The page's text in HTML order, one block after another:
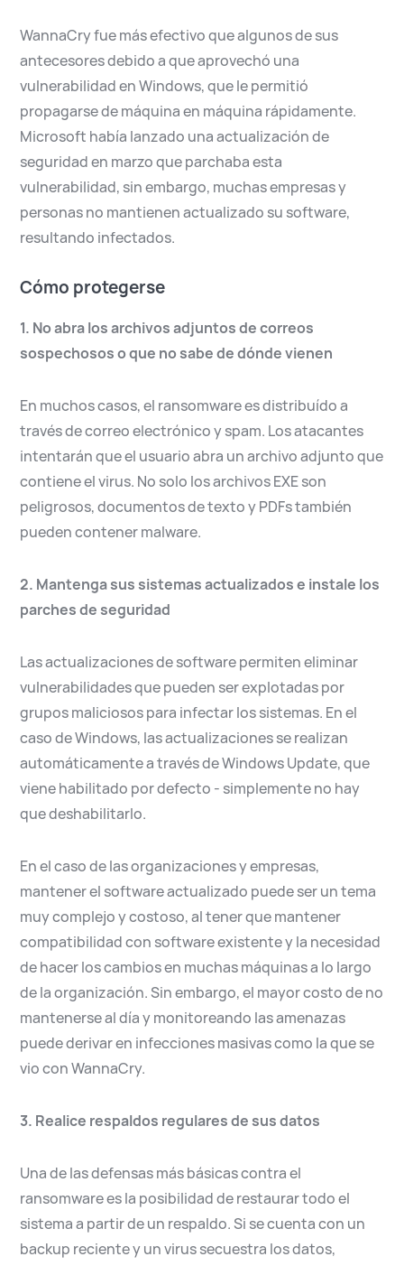
WannaCry fue más efectivo que algunos de sus
antecesores debido a que aprovechó una
vulnerabilidad en Windows, que le permitió
propagarse de máquina en máquina rápidamente.
Microsoft había lanzado una actualización de
seguridad en marzo que parchaba esta
vulnerabilidad, sin embargo, muchas empresas y
personas no mantienen actualizado su software,
resultando infectados.
Cómo protegerse
1. No abra los archivos adjuntos de correos
sospechosos o que no sabe de dónde vienen
En muchos casos, el ransomware es distribuído a
través de correo electrónico y spam. Los atacantes
intentarán que el usuario abra un archivo adjunto que
contiene el virus. No solo los archivos EXE son
peligrosos, documentos de texto y PDFs también
pueden contener malware.
2. Mantenga sus sistemas actualizados e instale los
parches de seguridad
Las actualizaciones de software permiten eliminar
vulnerabilidades que pueden ser explotadas por
grupos maliciosos para infectar los sistemas. En el
caso de Windows, las actualizaciones se realizan
automáticamente a través de Windows Update, que
viene habilitado por defecto - simplemente no hay
que deshabilitarlo.
En el caso de las organizaciones y empresas,
mantener el software actualizado puede ser un tema
muy complejo y costoso, al tener que mantener
compatibilidad con software existente y la necesidad
de hacer los cambios en muchas máquinas a lo largo
de la organización. Sin embargo, el mayor costo de no
mantenerse al día y monitoreando las amenazas
puede derivar en infecciones masivas como la que se
vio con WannaCry.
3. Realice respaldos regulares de sus datos
Una de las defensas más básicas contra el
ransomware es la posibilidad de restaurar todo el
sistema a partir de un respaldo. Si se cuenta con un
backup reciente y un virus secuestra los datos,